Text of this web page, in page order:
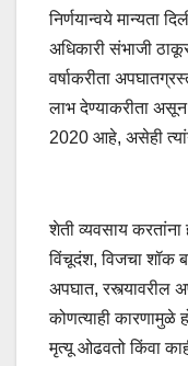
निर्णयान्वये मान्यता
अधिकारी संभाजी
वर्षाकरीता
लाभ देण्याकरीता
2020 आहे, असेही
शेती व्यवसाय
विंचूदंश, विजचा शॉक
अपघात, रस्त्यावरील
कोणत्याही कारणामुळे
मृत्यू ओढवतो किंवा